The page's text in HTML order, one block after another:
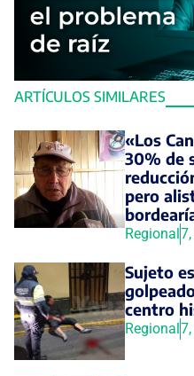
ARTÍCULOS SIMILARES
«Los
30% de
pero
Regional
Sujeto
centro
Regional